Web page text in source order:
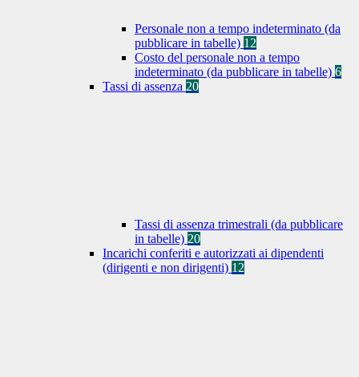
Personale non a tempo indeterminato (da
pubblicare in tabelle) 12
Costo del personale non a tempo
indeterminato (da pubblicare in tabelle) 6
Tassi di assenza 20
Tassi di assenza trimestrali (da pubblicare
in tabelle) 20
Incarichi conferiti e autorizzati ai dipendenti
(dirigenti e non dirigenti) 12